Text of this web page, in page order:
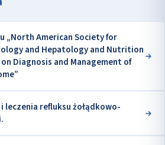
„North American Society for
and Hepatology and Nutrition
Diagnosis and Management of
leczenia refluksu żołądkowo-